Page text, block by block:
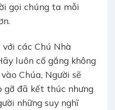
gọi chúng ta mỗi
với các Chú Nhà
luôn cố gắng không
Chúa, Người sẽ
gỡ đã kết thúc nhưng
những suy nghĩ